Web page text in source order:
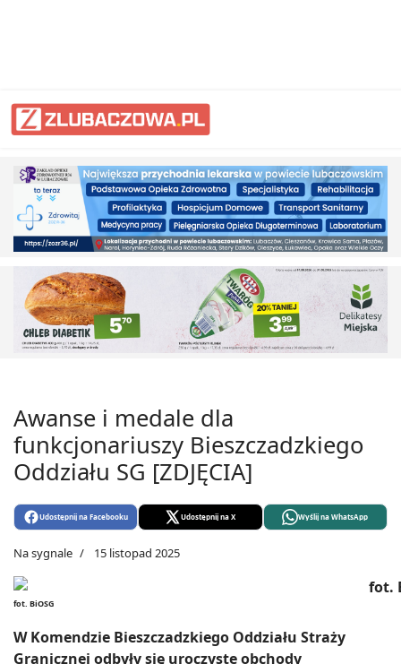
Awanse i medale dla
funkcjonariuszy Bieszczadzkiego
Oddziału SG [ZDJĘCIA]
Udostępnij na Facebooku Udostępnij na X Wyślij na WhatsApp
Na sygnale 15 listopad 2025
fot. BiOSG
W Komendzie Bieszczadzkiego Oddziału Straży
Granicznej odbyły się uroczyste obchody